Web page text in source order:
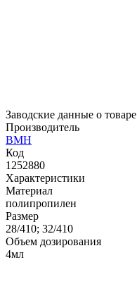
Заводские данные о товаре
Производитель
BMH
Код
1252880
Характеристики
Материал
полипропилен
Размер
28/410; 32/410
Объем дозирования
4мл